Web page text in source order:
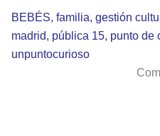
BEBÉS, familia, gestión
madrid, pública 15, punto de
unpuntocurioso